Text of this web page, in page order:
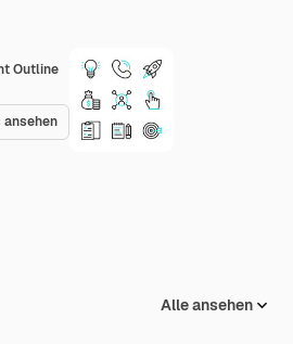
Outline
Alle ansehen